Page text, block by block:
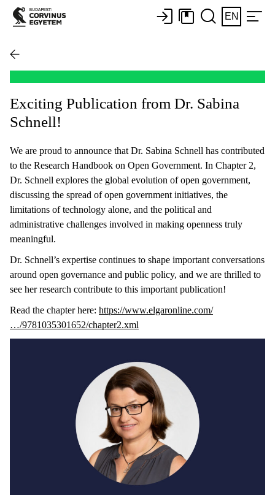
EN
Exciting Publication from Dr. Sabina
Schnell!
We are proud to announce that Dr. Sabina Schnell has contributed
to the Research Handbook on Open Government. In Chapter 2,
Dr. Schnell explores the global evolution of open government,
discussing the spread of open government initiatives, the
limitations of technology alone, and the political and
administrative challenges involved in making openness truly
meaningful.
Dr. Schnell’s expertise continues to shape important conversations
around open governance and public policy, and we are thrilled to
see her research contribute to this important publication!
Read the chapter here: https://www.elgaronline.com/
…/9781035301652/chapter2.xml